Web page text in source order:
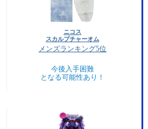
ニコス
スカルプチャーオム
メンズランキング5位
今後入手困難
となる可能性あり！